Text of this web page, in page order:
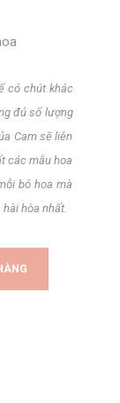
có chút khác
đủ số lượng
Cam sẽ liên
các mẫu hoa
bó hoa mà
hòa nhất.